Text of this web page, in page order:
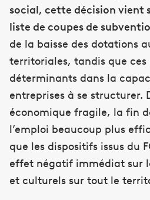
social, cette décision vient
liste de coupes de
de la baisse des dotations
territoriales, tandis que ces
déterminants dans la
entreprises à se structurer.
économique fragile, la fin
l’emploi beaucoup plus
que les dispositifs issus du
effet négatif immédiat sur
et culturels sur tout le